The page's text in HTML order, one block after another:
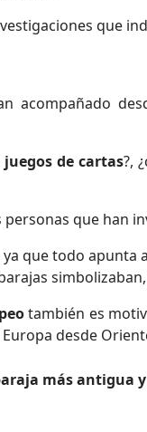
que
acompañado
de cartas?,
personas que han
ya que todo
también es
desde
más antigua